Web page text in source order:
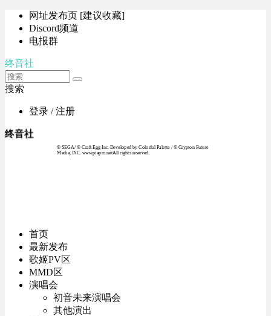
网址发布页 [建议收藏]
Discord频道
电报群
终音社
搜索
登录 / 注册
终音社
© SEGA / © Craft Egg Inc. Developed by Colorful Palette / © Crypton Future
Media, INC. www.piapro.netAll rights reserved.
首页
最新发布
歌姬PV区
MMD区
演唱会
初音未来演唱会
其他演出